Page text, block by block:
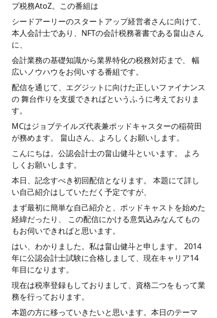
プ税務AtoZ。この番組は
シードアーリーのスタートアップ経営者さんに向けて、
本人会計士であり、NFTの会計税務著書である畠山さん
に、
会計業務の基礎知識から業界特化の税務対応まで、 幅
広いノウハウをお伺いする番組です。
配信を通じて、エグジットに向けた正しいファイナンス
の 舞台作りを支援できればというふうに考えておりま
す。
MCはジョブテイルズ代表兼ポッドキャスターの稲荷田
が務めます。 畠山さん、よろしくお願いします。
こんにちは。公認会計士の畠山健斗といいます。 よろ
しくお願いします。
本日、記念すべき初回配信となります。 本題にて詳し
い自己紹介はしていただく予定ですが、
まず最初に簡単な自己紹介と、ポッドキャストを始めた
経緯だったり、 この配信にかける意気込みなんてもの
もお伺いできればと思います。
はい、わかりました。私は畠山健斗と申します。 2014
年に公認会計士試験に合格しまして、現在キャリア14
年目になります。
現在は税率登録もしておりまして、資格二つをもって業
務を行っております。
本題の方に移っていきたいと思います。本日のテーマ